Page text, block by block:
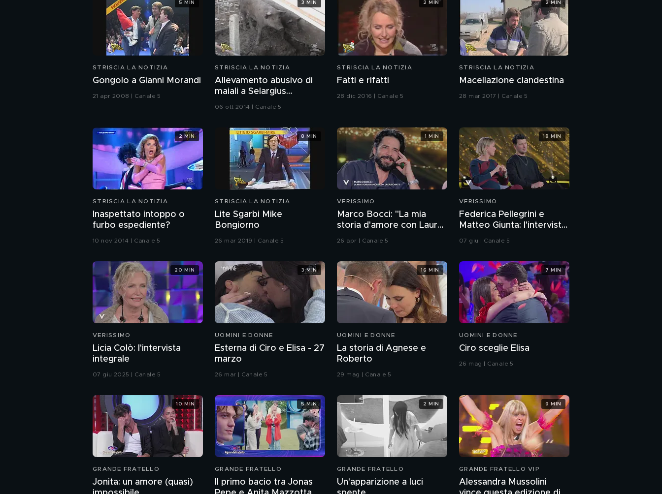
STRISCIA LA NOTIZIA
Gongolo a Gianni Morandi
21 apr 2008 | Canale 5
5 MIN
STRISCIA LA NOTIZIA
Allevamento abusivo di
maiali a Selargius
06 ott 2014 | Canale 5
3 MIN
STRISCIA LA NOTIZIA
Fatti e rifatti
28 dic 2016 | Canale 5
2 MIN
STRISCIA LA NOTIZIA
Macellazione clandestina
28 mar 2017 | Canale 5
2 MIN
STRISCIA LA NOTIZIA
Inaspettato intoppo o
furbo espediente?
10 nov 2014 | Canale 5
2 MIN
STRISCIA LA NOTIZIA
Lite Sgarbi Mike
Bongiorno
26 mar 2019 | Canale 5
8 MIN
VERISSIMO
Marco Bocci: "La mia
storia d'amore con Laura
Chiatti"
26 apr | Canale 5
1 MIN
VERISSIMO
Federica Pellegrini e
Matteo Giunta: l'intervista
integrale
07 giu | Canale 5
18 MIN
VERISSIMO
Licia Colò: l'intervista
integrale
07 giu 2025 | Canale 5
20 MIN
UOMINI E DONNE
Esterna di Ciro e Elisa - 27
marzo
26 mar | Canale 5
3 MIN
UOMINI E DONNE
La storia di Agnese e
Roberto
29 mag | Canale 5
16 MIN
UOMINI E DONNE
Ciro sceglie Elisa
26 mag | Canale 5
7 MIN
GRANDE FRATELLO
Jonita: un amore (quasi)
10 MIN
GRANDE FRATELLO
Il primo bacio tra Jonas
5 MIN
GRANDE FRATELLO
Un'apparizione a luci
2 MIN
GRANDE FRATELLO VIP
Alessandra Mussolini
9 MIN